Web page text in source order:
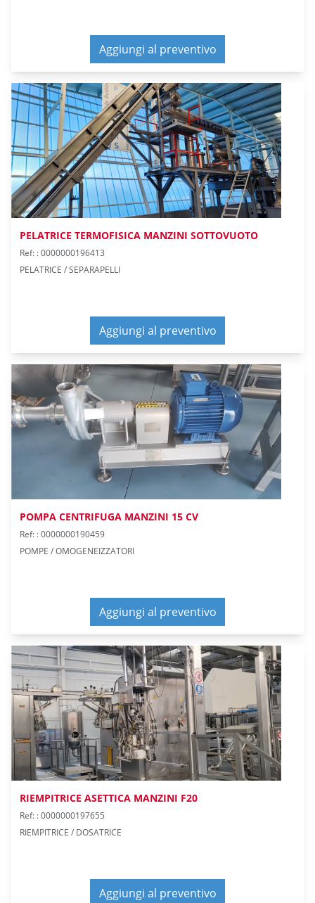
Aggiungi al preventivo
PELATRICE TERMOFISICA MANZINI SOTTOVUOTO
Ref: : 0000000196413
PELATRICE / SEPARAPELLI
Aggiungi al preventivo
POMPA CENTRIFUGA MANZINI 15 CV
Ref: : 0000000190459
POMPE / OMOGENEIZZATORI
Aggiungi al preventivo
RIEMPITRICE ASETTICA MANZINI F20
Ref: : 0000000197655
RIEMPITRICE / DOSATRICE
Aggiungi al preventivo